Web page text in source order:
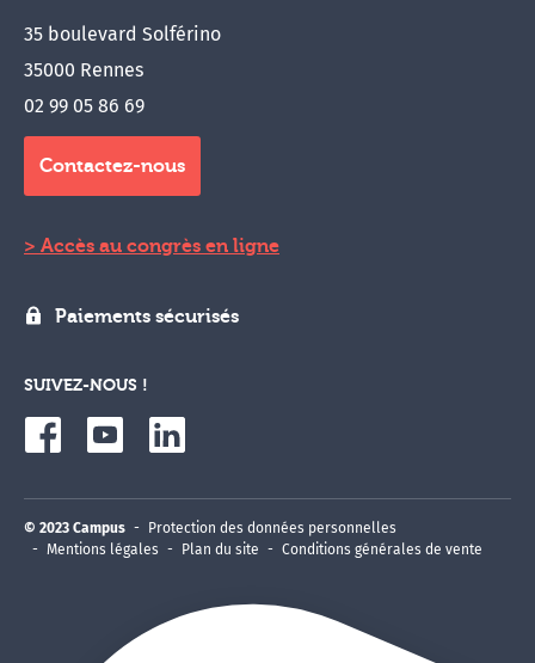
35 boulevard Solférino
35000 Rennes
02 99 05 86 69
Contactez-nous
Accès au congrès en ligne
Paiements sécurisés
SUIVEZ-NOUS !
© 2023 Campus
Protection des données personnelles
Mentions légales
Plan du site Conditions générales de vente